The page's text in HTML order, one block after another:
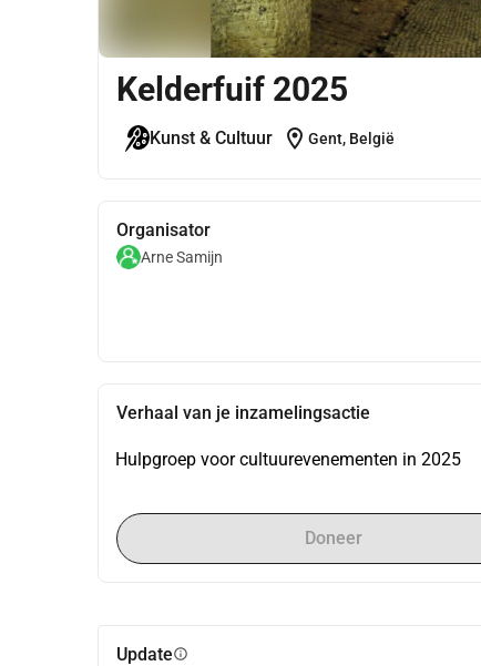
Kelderfuif 2025
Kunst & Cultuur location_on Gent, België
Organisator
Arne Samijn
Verhaal van je inzamelingsactie
Hulpgroep voor cultuurevenementen in 2025
Doneer
Updateinfo